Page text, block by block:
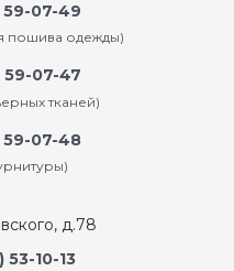
59-07-49
пошива одежды)
59-07-47
тканей)
59-07-48
д.78
53-10-13